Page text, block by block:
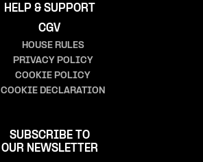
HELP & SUPPORT
CGV
HOUSE RULES
PRIVACY POLICY
COOKIE POLICY
COOKIE DECLARATION
SUBSCRIBE TO
OUR NEWSLETTER